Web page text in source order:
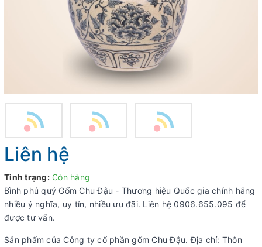
Liên hệ
Tình trạng: Còn hàng
Bình phú quý Gốm Chu Đậu - Thương hiệu Quốc gia chính hãng
nhiều ý nghĩa, uy tín, nhiều ưu đãi. Liên hệ 0906.655.095 để
được tư vấn.
Sản phẩm của Công ty cổ phần gốm Chu Đậu. Địa chỉ: Thôn